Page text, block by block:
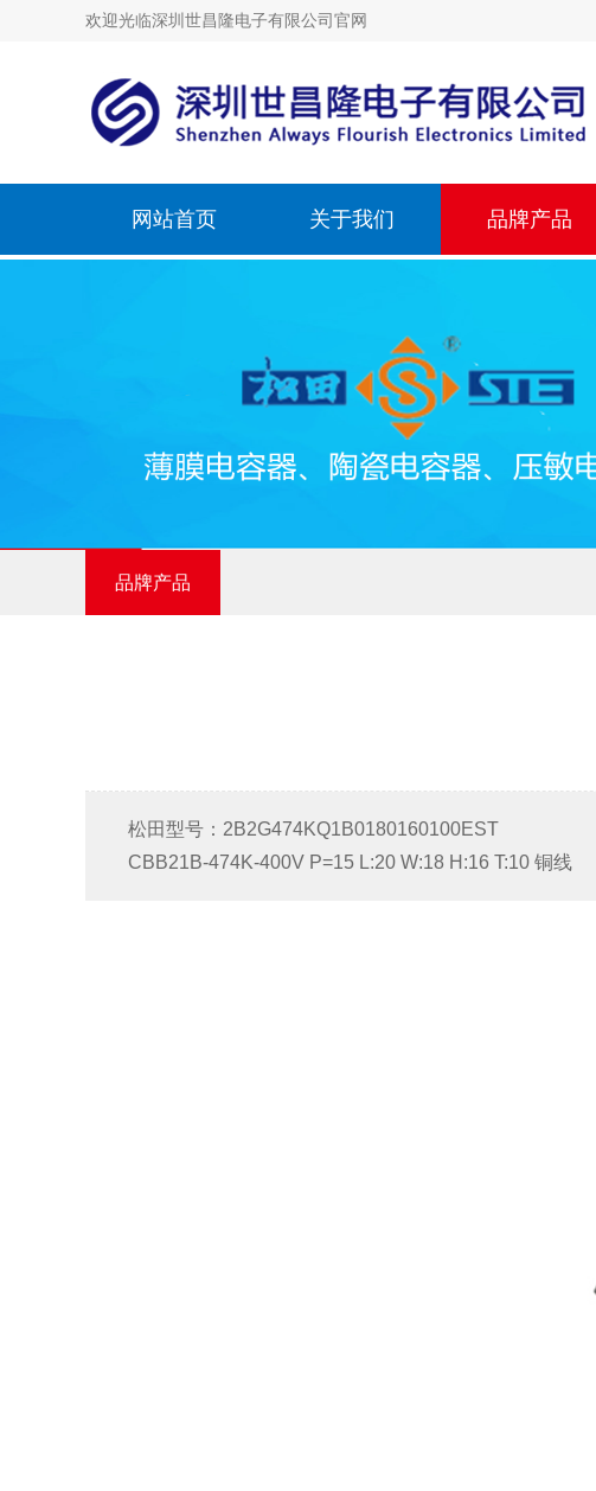
欢迎光临深圳世昌隆电子有限公司官网
网站首页 关于我们 品牌产品
品牌产品
松田型号：2B2G474KQ1B0180160100EST
CBB21B-474K-400V P=15 L:20 W:18 H:16 T:10 铜线